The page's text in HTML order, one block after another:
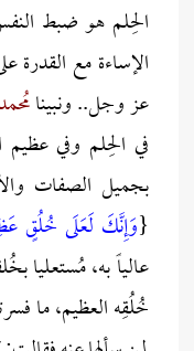
الحِلم هو ضبط
الإساءة مع القدرة
عز وجل.. ونبينا
في الحِلم وفي
بجميل الصفات
{وَإِنَّكَ لَعَلَى خُلُقٍ
عالياً به،
خُلُقِه العظيم، ما